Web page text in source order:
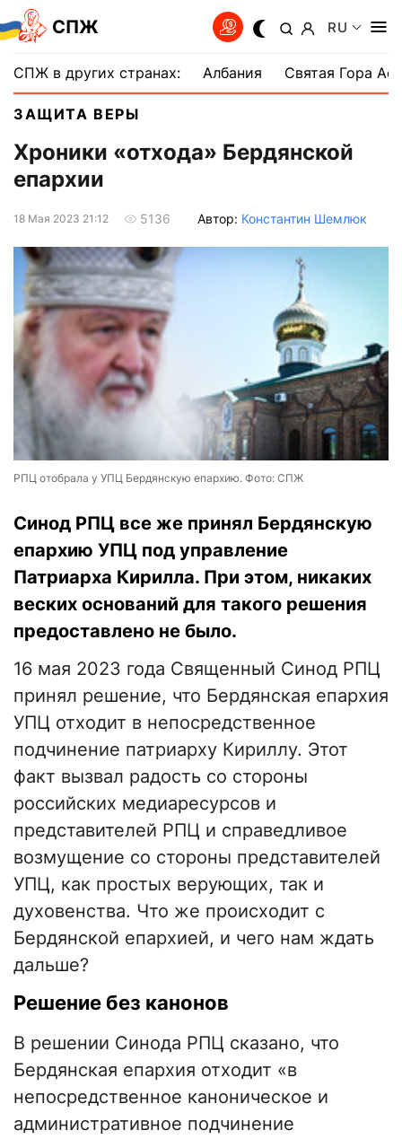
СПЖ RU
СПЖ в других странах: Албания Святая Гора
ЗАЩИТА ВЕРЫ
Хроники «отхода» Бердянской
епархии
18 Мая 2023 21:12 5136 Автор: Константин Шемлюк
РПЦ отобрала у УПЦ Бердянскую епархию. Фото: СПЖ
Синод РПЦ все же принял Бердянскую
епархию УПЦ под управление
Патриарха Кирилла. При этом, никаких
веских оснований для такого решения
предоставлено не было.
16 мая 2023 года Священный Синод РПЦ
принял решение, что Бердянская епархия
УПЦ отходит в непосредственное
подчинение патриарху Кириллу. Этот
факт вызвал радость со стороны
российских медиаресурсов и
представителей РПЦ и справедливое
возмущение со стороны представителей
УПЦ, как простых верующих, так и
духовенства. Что же происходит с
Бердянской епархией, и чего нам ждать
дальше?
Решение без канонов
В решении Синода РПЦ сказано, что
Бердянская епархия отходит «в
непосредственное каноническое и
административное подчинение